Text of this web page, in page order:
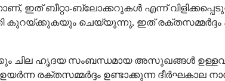
ഇത് ബീറ്റാ-ബ്ലോക്കറുകൾ എന്ന്
കുറയ്ക്കുകയും ചെയ്യുന്നു, ഇത്
ചില ഹൃദയ സംബന്ധമായ അസുഖങ്ങൾ
ഉയർന്ന രക്തസമ്മർദ്ദം ഉണ്ടാക്കുന്ന